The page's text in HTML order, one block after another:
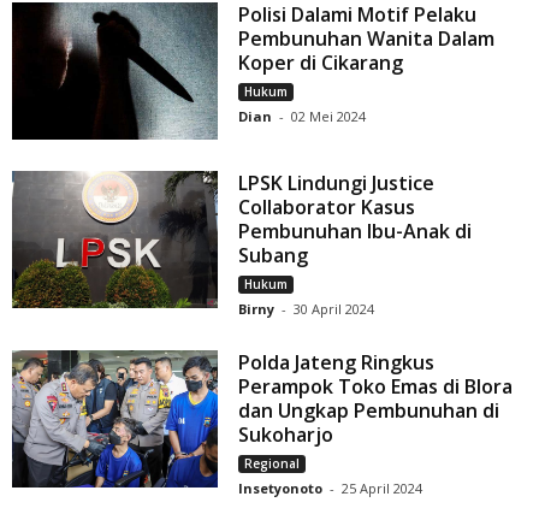
Polisi Dalami Motif Pelaku
Pembunuhan Wanita Dalam
Koper di Cikarang
Hukum
Dian - 02 Mei 2024
LPSK Lindungi Justice
Collaborator Kasus
Pembunuhan Ibu-Anak di
Subang
Hukum
Birny - 30 April 2024
Polda Jateng Ringkus
Perampok Toko Emas di Blora
dan Ungkap Pembunuhan di
Sukoharjo
Regional
Insetyonoto - 25 April 2024